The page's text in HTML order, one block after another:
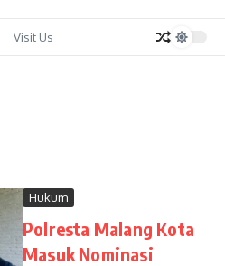
Visit Us
Hukum
Polresta Malang Kota
Masuk Nominasi